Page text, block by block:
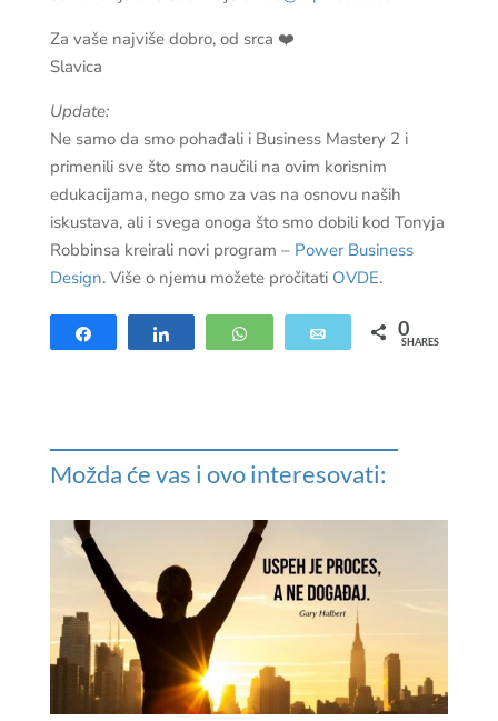
Za vaše najviše dobro, od srca ❤️
Slavica
Update:
Ne samo da smo pohađali i Business Mastery 2 i
primenili sve što smo naučili na ovim korisnim
edukacijama, nego smo za vas na osnovu naših
iskustava, ali i svega onoga što smo dobili kod Tonyja
Robbinsa kreirali novi program – Power Business
Design. Više o njemu možete pročitati OVDE.
WhatsApp Email 0
SHARES
Možda će vas i ovo interesovati: